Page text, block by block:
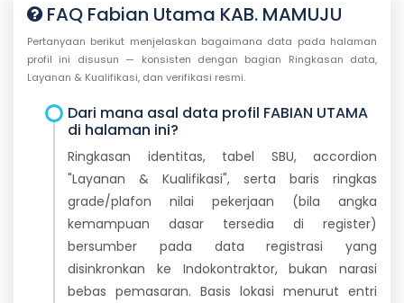
FAQ Fabian Utama KAB. MAMUJU
Pertanyaan berikut menjelaskan bagaimana data pada halaman
profil ini disusun — konsisten dengan bagian Ringkasan data,
Layanan & Kualifikasi, dan verifikasi resmi.
Dari mana asal data profil FABIAN UTAMA
di halaman ini?
Ringkasan identitas, tabel SBU, accordion
"Layanan & Kualifikasi", serta baris ringkas
grade/plafon nilai pekerjaan (bila angka
kemampuan dasar tersedia di register)
bersumber pada data registrasi yang
disinkronkan ke Indokontraktor, bukan narasi
bebas pemasaran. Basis lokasi menurut entri